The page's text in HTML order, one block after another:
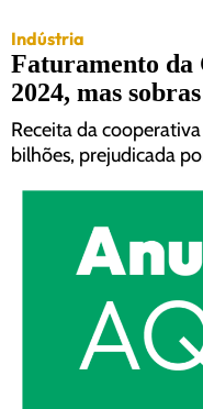
Indústria
Faturamento da
2024, mas
Receita da
bilhões, prejudicada